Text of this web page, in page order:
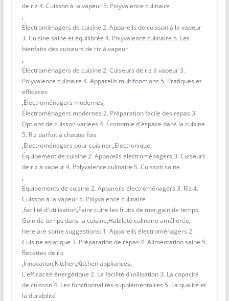
de riz 4. Cuisson à la vapeur 5. Polyvalence culinaire
,
Électroménagers de cuisine 2. Appareils de cuisson à la vapeur
3. Cuisine saine et équilibrée 4. Polyvalence culinaire 5. Les
bienfaits des cuiseurs de riz à vapeur
,
Électroménagers de cuisine 2. Cuiseurs de riz à vapeur 3.
Polyvalence culinaire 4. Appareils multifonctions 5. Pratiques et
efficaces
,Électroménagers modernes,
Électroménagers modernes 2. Préparation facile des repas 3.
Options de cuisson variées 4. Économie d'espace dans la cuisine
5. Riz parfait à chaque fois
,Électroménagers pour cuisiner.,Electronique,
Équipement de cuisine 2. Appareils électroménagers 3. Cuiseurs
de riz à vapeur 4. Polyvalence culinaire 5. Cuisson saine
,
Équipements de cuisine 2. Appareils électroménagers 3. Riz 4.
Cuisson à la vapeur 5. Polyvalence culinaire
,facilité d'utilisation,Faire cuire les fruits de mer,gain de temps,
Gain de temps dans la cuisine,Habileté culinaire améliorée,
here are some suggestions: 1. Appareils électroménagers 2.
Cuisine asiatique 3. Préparation de repas 4. Alimentation saine 5.
Recettes de riz
,Innovation,Kitchen,Kitchen appliances,
L'efficacité énergétique 2. La facilité d'utilisation 3. La capacité
de cuisson 4. Les fonctionnalités supplémentaires 5. La qualité et
la durabilité